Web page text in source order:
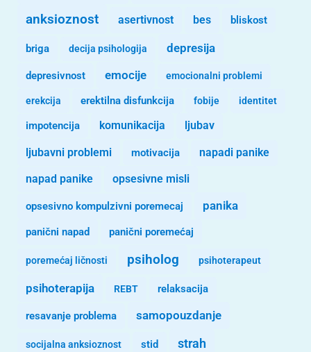
anksioznost asertivnost bes bliskost
briga decija psihologija depresija
depresivnost emocije emocionalni problemi
erekcija erektilna disfunkcija fobije identitet
impotencija komunikacija ljubav
ljubavni problemi motivacija napadi panike
napad panike opsesivne misli
opsesivno kompulzivni poremecaj panika
panični napad panični poremećaj
poremećaj ličnosti psiholog psihoterapeut
psihoterapija REBT relaksacija
resavanje problema samopouzdanje
socijalna anksioznost stid strah